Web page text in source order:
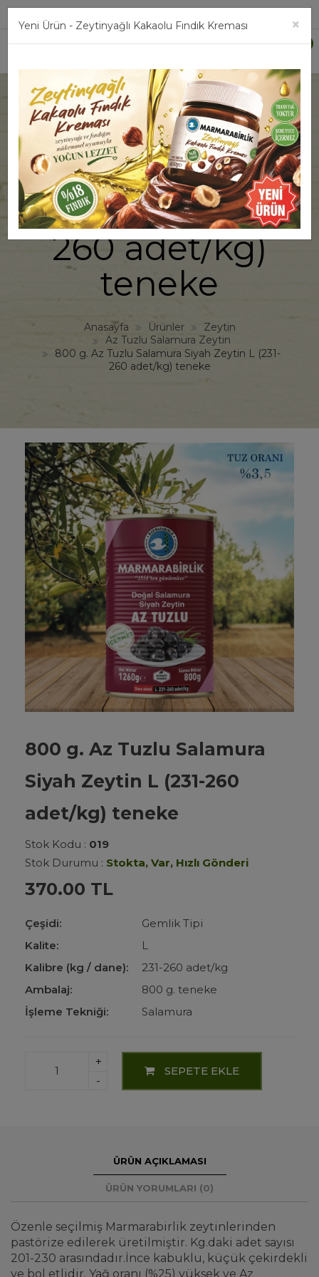
0
800 g. Az Tuzlu
Salamura Siyah
Zeytin L (231-
260 adet/kg)
teneke
Anasayfa Ürünler
Zeytin
Az Tuzlu Salamura Zeytin
800 g. Az Tuzlu Salamura Siyah Zeytin L (231-
260 adet/kg) teneke
800 g. Az Tuzlu Salamura
Siyah Zeytin L (231-260
adet/kg) teneke
Stok Kodu : 019
Stok Durumu : Stokta, Var, Hızlı Gönderi
370.00 TL
Çeşidi:
Gemlik Tipi
Kalite:
L
Kalibre (kg / dane):
231-260 adet/kg
Ambalaj:
800 g. teneke
İşleme Tekniği:
Salamura
+
-
SEPETE EKLE
ÜRÜN AÇIKLAMASI
ÜRÜN YORUMLARI (0)
Özenle seçilmiş Marmarabirlik zeytinlerinden
pastörize edilerek üretilmiştir. Kg.daki adet sayısı
201-230 arasındadır.İnce kabuklu, küçük çekirdekli
ve bol etlidir. Yağ oranı (%25) yüksek ve Az
Yeni Ürün - Zeytinyağlı Kakaolu Fındık Kreması ×